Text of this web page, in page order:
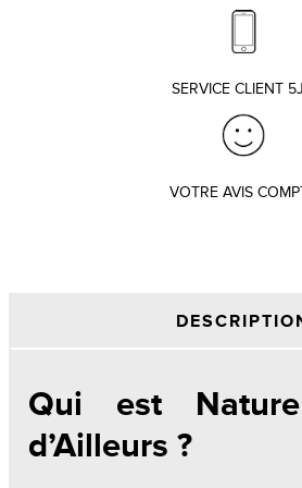
SERVICE CLIENT
VOTRE AVIS
Qui est
d’Ailleurs ?